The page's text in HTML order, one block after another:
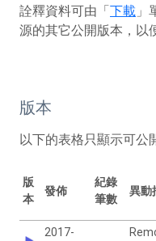
詮釋資料可由「下載 」
源的其它公開版本，以
版本
以下的表格只顯示可公
版
本
發佈
紀錄
筆數
異動
2017-